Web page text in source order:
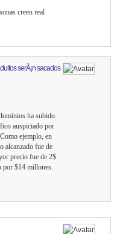
creen real
serÃ¡n sacados
ha subido
auspiciado por
ejemplo, en
alcanzado fue de
precio fue de 2$
por $14 millones.